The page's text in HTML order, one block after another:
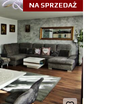
NA SPRZEDAŻ